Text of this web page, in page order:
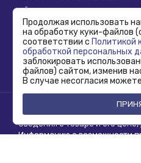
оборудование, системы
водоснабжения,
инженерные системы.
Copyright © 1995 - 2026
Сведения о товаре и его
Информацию о возможности
Продолжая использовать
на обработку куки-файлов
соответствии с Политикой
обработкой персональных
заблокировать
файлов) сайтом, изменив
В случае несогласия